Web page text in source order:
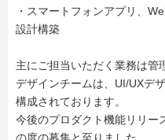
・スマートフォンアプリ、
設計構築
主にご担当いただく業務は管
デザインチームは、UI/UXデ
構成されております。
今後のプロダクト機能リリー